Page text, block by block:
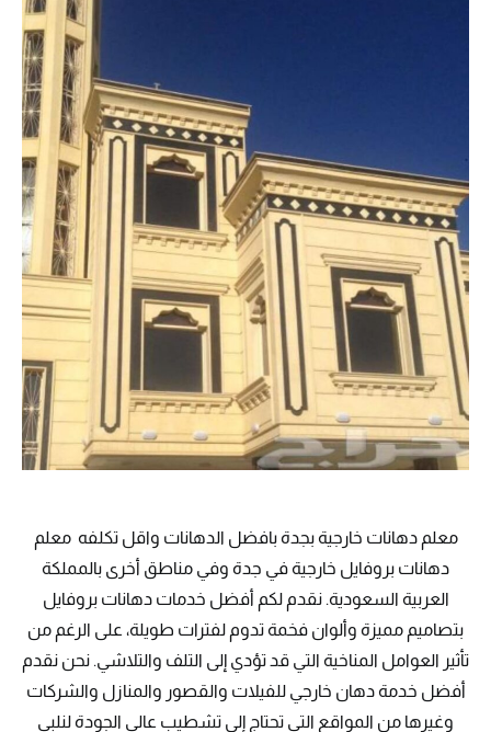
معلم دهانات خارجية بجدة بافضل الدهانات واقل تكلفه معلم
دهانات بروفايل خارجية في جدة وفي مناطق أخرى بالمملكة
العربية السعودية. نقدم لكم أفضل خدمات دهانات بروفايل
بتصاميم مميزة وألوان فخمة تدوم لفترات طويلة، على الرغم من
تأثير العوامل المناخية التي قد تؤدي إلى التلف والتلاشي. نحن نقدم
أفضل خدمة دهان خارجي للفيلات والقصور والمنازل والشركات
وغيرها من المواقع التي تحتاج إلى تشطيب عالي الجودة لنلبي